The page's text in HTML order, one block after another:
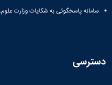
سامانه پاسخگوئی به شکایات وزارت
دسترسی